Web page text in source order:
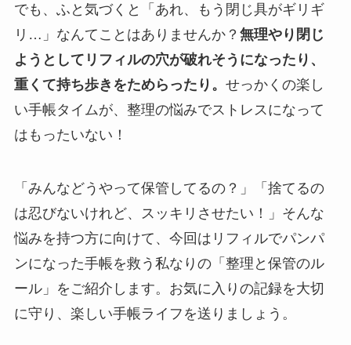
でも、ふと気づくと「あれ、もう閉じ具がギリギ
リ…」なんてことはありませんか？ 無理やり閉じ
ようとしてリフィルの穴が破れそうになったり、
重くて持ち歩きをためらったり。 せっかくの楽し
い手帳タイムが、整理の悩みでストレスになって
はもったいない！
「みんなどうやって保管してるの？」「捨てるの
は忍びないけれど、スッキリさせたい！」そんな
悩みを持つ方に向けて、今回はリフィルでパンパ
ンになった手帳を救う私なりの「整理と保管のル
ール」をご紹介します。お気に入りの記録を大切
に守り、楽しい手帳ライフを送りましょう。